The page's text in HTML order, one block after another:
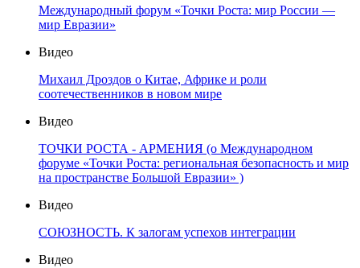
Международный форум «Точки Роста: мир России —
мир Евразии»
Видео
Михаил Дроздов о Китае, Африке и роли
соотечественников в новом мире
Видео
ТОЧКИ РОСТА - АРМЕНИЯ (о Международном
форуме «Точки Роста: региональная безопасность и мир
на пространстве Большой Евразии» )
Видео
СОЮЗНОСТЬ. К залогам успехов интеграции
Видео